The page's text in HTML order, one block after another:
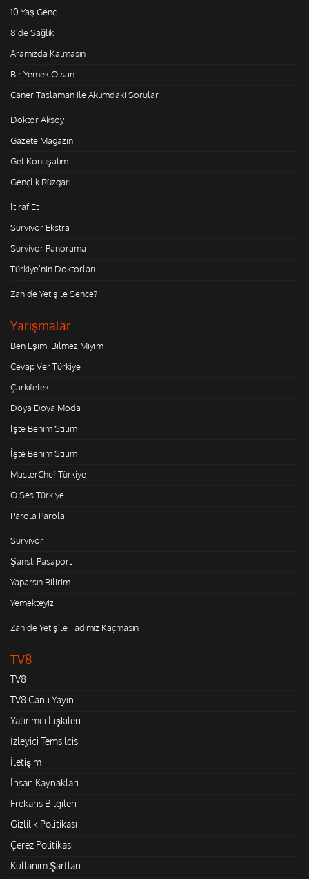
10 Yaş Genç
8'de Sağlık
Aramızda Kalmasın
Bir Yemek Olsan
Caner Taslaman ile Aklımdaki Sorular
Doktor Aksoy
Gazete Magazin
Gel Konuşalım
Gençlik Rüzgarı
İtiraf Et
Survivor Ekstra
Survivor Panorama
Türkiye'nin Doktorları
Zahide Yetiş'le Sence?
Yarışmalar
Ben Eşimi Bilmez Miyim
Cevap Ver Türkiye
Çarkıfelek
Doya Doya Moda
İşte Benim Stilim
İşte Benim Stilim
MasterChef Türkiye
O Ses Türkiye
Parola Parola
Survivor
Şanslı Pasaport
Yaparsın Bilirim
Yemekteyiz
Zahide Yetiş'le Tadımız Kaçmasın
TV8
TV8
TV8 Canlı Yayın
Yatırımcı İlişkileri
İzleyici Temsilcisi
İletişim
İnsan Kaynakları
Frekans Bilgileri
Gizlilik Politikası
Çerez Politikası
Kullanım Şartları